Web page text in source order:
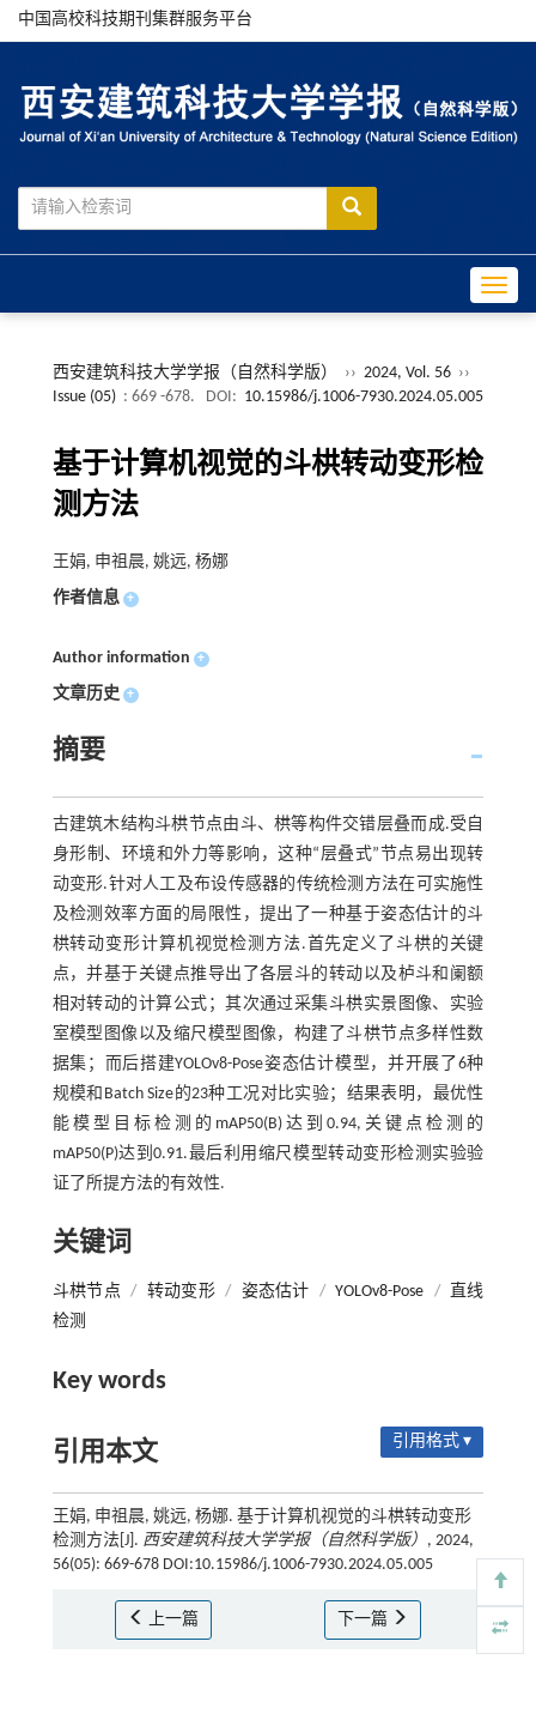
中国高校科技期刊集群服务平台
西安建筑科技大学学报（自然科学版） ›› 2024, Vol. 56 ››
Issue (05) : 669 -678. DOI: 10.15986/j.1006-7930.2024.05.005
基于计算机视觉的斗栱转动变形检
测方法
王娟, 申祖晨, 姚远, 杨娜
作者信息 +
Author information +
文章历史 +
摘要
古建筑木结构斗栱节点由斗、栱等构件交错层叠而成.受自
身形制、环境和外力等影响，这种“层叠式”节点易出现转
动变形.针对人工及布设传感器的传统检测方法在可实施性
及检测效率方面的局限性，提出了一种基于姿态估计的斗
栱转动变形计算机视觉检测方法.首先定义了斗栱的关键
点，并基于关键点推导出了各层斗的转动以及栌斗和阑额
相对转动的计算公式；其次通过采集斗栱实景图像、实验
室模型图像以及缩尺模型图像，构建了斗栱节点多样性数
据集；而后搭建YOLOv8-Pose姿态估计模型，并开展了6种
规模和Batch Size的23种工况对比实验；结果表明，最优性
能模型目标检测的mAP50(B)达到0.94,关键点检测的
mAP50(P)达到0.91.最后利用缩尺模型转动变形检测实验验
证了所提方法的有效性.
关键词
斗栱节点 / 转动变形 / 姿态估计 / YOLOv8-Pose /
直线
检测
Key words
引用本文 引用格式 ▾
王娟, 申祖晨, 姚远, 杨娜. 基于计算机视觉的斗栱转动变形
检测方法[J]. 西安建筑科技大学学报（自然科学版） , 2024,
56(05): 669-678 DOI:10.15986/j.1006-7930.2024.05.005
上一篇 下一篇